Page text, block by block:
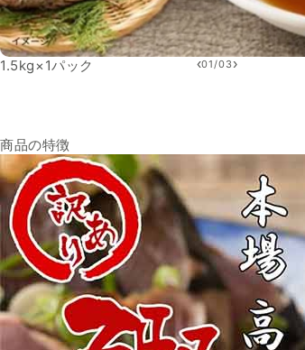
1.5kg×1パック ‹01/03 ›
商品の特徴